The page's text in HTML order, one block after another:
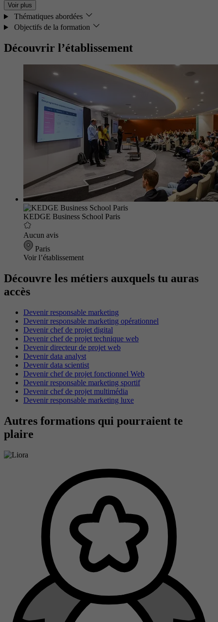
Voir plus
Thématiques abordées
Objectifs de la formation
Découvrir l’établissement
KEDGE Business School Paris
Aucun avis
Paris
Voir l’établissement
Découvre les métiers auxquels tu auras
accès
Devenir responsable marketing
Devenir responsable marketing opérationnel
Devenir chef de projet digital
Devenir chef de projet technique web
Devenir directeur de projet web
Devenir data analyst
Devenir data scientist
Devenir chef de projet fonctionnel Web
Devenir responsable marketing sportif
Devenir chef de projet multimédia
Devenir responsable marketing luxe
Autres formations qui pourraient te
plaire